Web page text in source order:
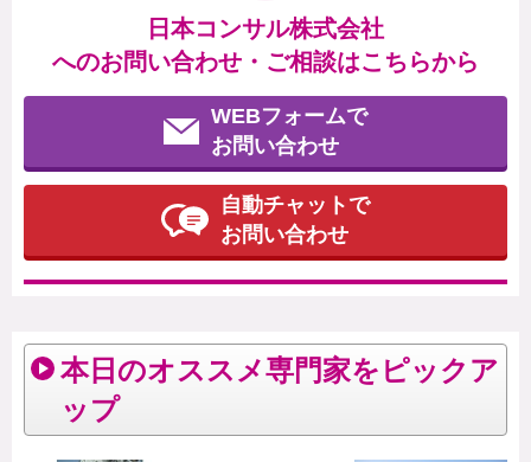
日本コンサル株式会社
へのお問い合わせ・ご相談はこちらから
WEBフォームで
お問い合わせ
自動チャットで
お問い合わせ
本日のオススメ専門家をピックア
ップ